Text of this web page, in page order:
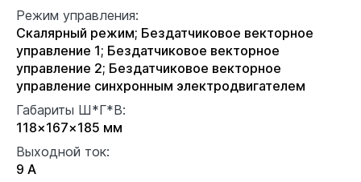
Режим управления:
Скалярный режим; Бездатчиковое векторное
управление 1; Бездатчиковое векторное
управление 2; Бездатчиковое векторное
управление синхронным электродвигателем
Габариты Ш*Г*В:
118×167×185 мм
Выходной ток:
9 А